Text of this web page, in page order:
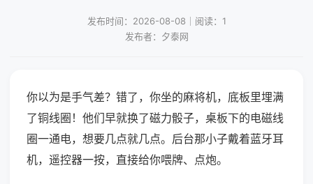
发布时间：2026-08-08｜阅读：1
发布者：夕泰网
你以为是手气差？错了，你坐的麻将机，底板里埋满
了铜线圈！他们早就换了磁力骰子，桌板下的电磁线
圈一通电，想要几点就几点。后台那小子戴着蓝牙耳
机，遥控器一按，直接给你喂牌、点炮。